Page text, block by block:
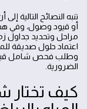
تنبه النصائح التالية
أو قيود وصول، وفي
مراحل وتحديد جداول
اعتماد حلول صديقة
وطلب فحص شامل قبل
الضرورية.
كيف